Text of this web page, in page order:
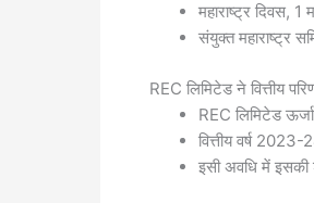
महाराष्ट्र दिवस,
संयुक्त महाराष्ट्र
REC लिमिटेड ने वित्तीय
REC लिमिटेड
वित्तीय वर्ष
इसी अवधि में